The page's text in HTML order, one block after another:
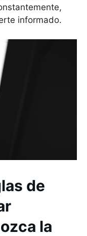
informado.
de
la